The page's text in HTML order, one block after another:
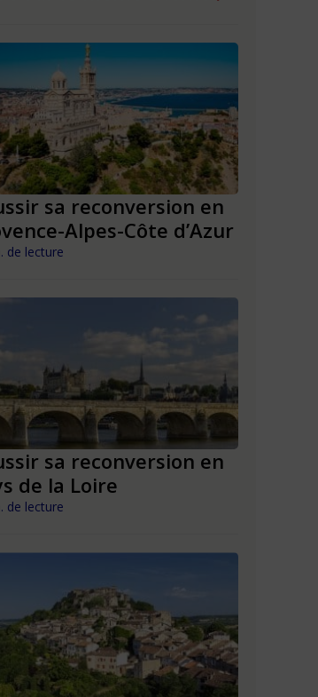
sa reconversion en
Alpes-Côte d’Azur
de lecture
sa reconversion en
de la Loire
de lecture